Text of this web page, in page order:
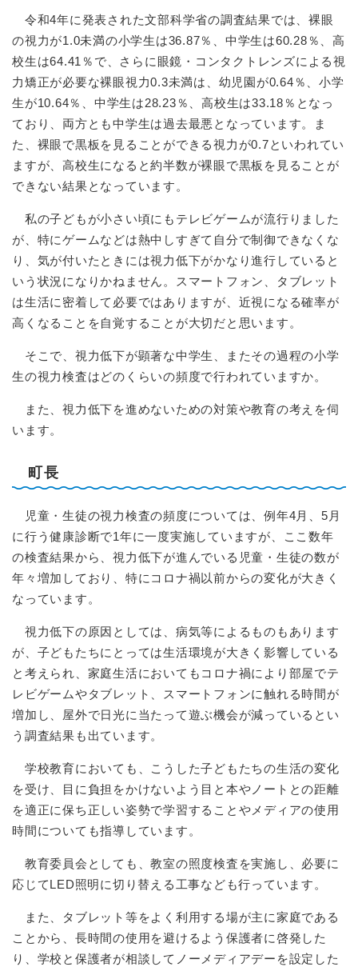
令和4年に発表された文部科学省の調査結果では、裸眼
の視力が1.0未満の小学生は36.87％、中学生は60.28％、高
校生は64.41％で、さらに眼鏡・コンタクトレンズによる視
力矯正が必要な裸眼視力0.3未満は、幼児園が0.64％、小学
生が10.64％、中学生は28.23％、高校生は33.18％となっ
ており、両方とも中学生は過去最悪となっています。ま
た、裸眼で黒板を見ることができる視力が0.7といわれてい
ますが、高校生になると約半数が裸眼で黒板を見ることが
できない結果となっています。
私の子どもが小さい頃にもテレビゲームが流行りました
が、特にゲームなどは熱中しすぎて自分で制御できなくな
り、気が付いたときには視力低下がかなり進行していると
いう状況になりかねません。スマートフォン、タブレット
は生活に密着して必要ではありますが、近視になる確率が
高くなることを自覚することが大切だと思います。
そこで、視力低下が顕著な中学生、またその過程の小学
生の視力検査はどのくらいの頻度で行われていますか。
また、視力低下を進めないための対策や教育の考えを伺
います。
町長
児童・生徒の視力検査の頻度については、例年4月、5月
に行う健康診断で1年に一度実施していますが、ここ数年
の検査結果から、視力低下が進んでいる児童・生徒の数が
年々増加しており、特にコロナ禍以前からの変化が大きく
なっています。
視力低下の原因としては、病気等によるものもあります
が、子どもたちにとっては生活環境が大きく影響している
と考えられ、家庭生活においてもコロナ禍により部屋でテ
レビゲームやタブレット、スマートフォンに触れる時間が
増加し、屋外で日光に当たって遊ぶ機会が減っているとい
う調査結果も出ています。
学校教育においても、こうした子どもたちの生活の変化
を受け、目に負担をかけないよう目と本やノートとの距離
を適正に保ち正しい姿勢で学習することやメディアの使用
時間についても指導しています。
教育委員会としても、教室の照度検査を実施し、必要に
応じてLED照明に切り替える工事なども行っています。
また、タブレット等をよく利用する場が主に家庭である
ことから、長時間の使用を避けるよう保護者に啓発した
り、学校と保護者が相談してノーメディアデーを設定した